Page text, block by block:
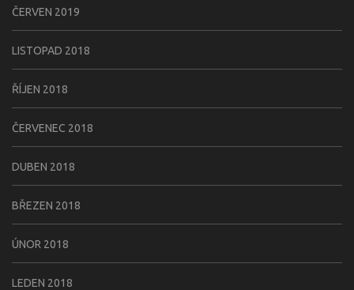
ČERVEN 2019
LISTOPAD 2018
ŘÍJEN 2018
ČERVENEC 2018
DUBEN 2018
BŘEZEN 2018
ÚNOR 2018
LEDEN 2018